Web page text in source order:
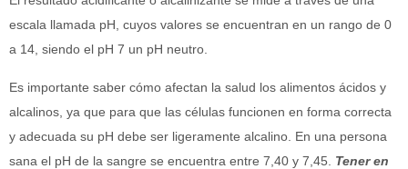
escala llamada pH, cuyos valores se encuentran en un rango de 0
a 14, siendo el pH 7 un pH neutro.
Es importante saber cómo afectan la salud los alimentos ácidos y
alcalinos, ya que para que las células funcionen en forma correcta
y adecuada su pH debe ser ligeramente alcalino. En una persona
sana el pH de la sangre se encuentra entre 7,40 y 7,45. Tener en